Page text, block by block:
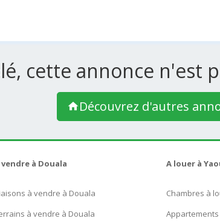
cette annonce n'est
Découvrez d'autres
vendre à Douala
à vendre à Douala
à vendre à Douala
A louer à
Chambres à